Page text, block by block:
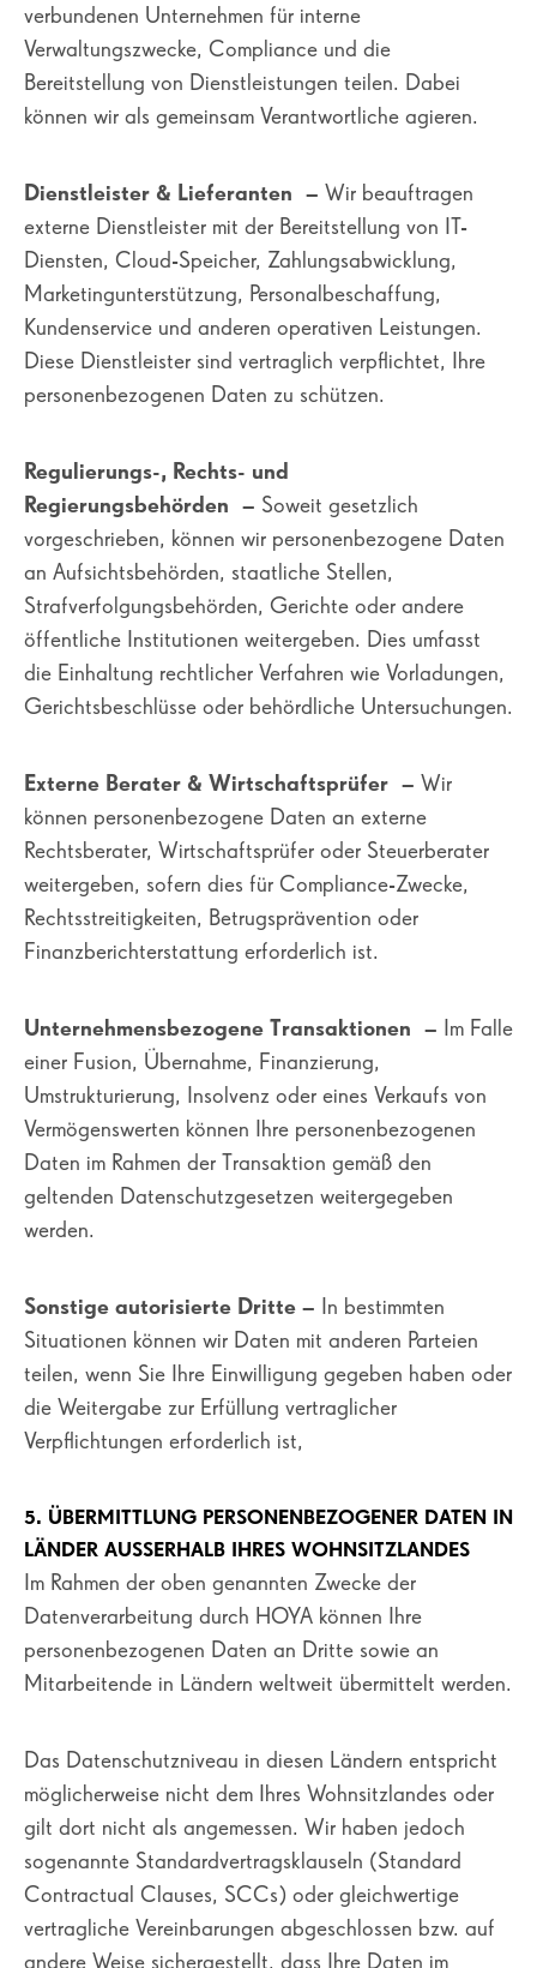
verbundenen Unternehmen für interne
Verwaltungszwecke, Compliance und die
Bereitstellung von Dienstleistungen teilen. Dabei
können wir als gemeinsam Verantwortliche agieren.
Dienstleister & Lieferanten – Wir beauftragen
externe Dienstleister mit der Bereitstellung von IT-
Diensten, Cloud-Speicher, Zahlungsabwicklung,
Marketingunterstützung, Personalbeschaffung,
Kundenservice und anderen operativen Leistungen.
Diese Dienstleister sind vertraglich verpflichtet, Ihre
personenbezogenen Daten zu schützen.
Regulierungs-, Rechts- und
Regierungsbehörden – Soweit gesetzlich
vorgeschrieben, können wir personenbezogene Daten
an Aufsichtsbehörden, staatliche Stellen,
Strafverfolgungsbehörden, Gerichte oder andere
öffentliche Institutionen weitergeben. Dies umfasst
die Einhaltung rechtlicher Verfahren wie Vorladungen,
Gerichtsbeschlüsse oder behördliche Untersuchungen.
Externe Berater & Wirtschaftsprüfer – Wir
können personenbezogene Daten an externe
Rechtsberater, Wirtschaftsprüfer oder Steuerberater
weitergeben, sofern dies für Compliance-Zwecke,
Rechtsstreitigkeiten, Betrugsprävention oder
Finanzberichterstattung erforderlich ist.
Unternehmensbezogene Transaktionen – Im Falle
einer Fusion, Übernahme, Finanzierung,
Umstrukturierung, Insolvenz oder eines Verkaufs von
Vermögenswerten können Ihre personenbezogenen
Daten im Rahmen der Transaktion gemäß den
geltenden Datenschutzgesetzen weitergegeben
werden.
Sonstige autorisierte Dritte – In bestimmten
Situationen können wir Daten mit anderen Parteien
teilen, wenn Sie Ihre Einwilligung gegeben haben oder
die Weitergabe zur Erfüllung vertraglicher
Verpflichtungen erforderlich ist,
5. ÜBERMITTLUNG PERSONENBEZOGENER DATEN IN
LÄNDER AUSSERHALB IHRES WOHNSITZLANDES
Im Rahmen der oben genannten Zwecke der
Datenverarbeitung durch HOYA können Ihre
personenbezogenen Daten an Dritte sowie an
Mitarbeitende in Ländern weltweit übermittelt werden.
Das Datenschutzniveau in diesen Ländern entspricht
möglicherweise nicht dem Ihres Wohnsitzlandes oder
gilt dort nicht als angemessen. Wir haben jedoch
sogenannte Standardvertragsklauseln (Standard
Contractual Clauses, SCCs) oder gleichwertige
vertragliche Vereinbarungen abgeschlossen bzw. auf
andere Weise sichergestellt, dass Ihre Daten im